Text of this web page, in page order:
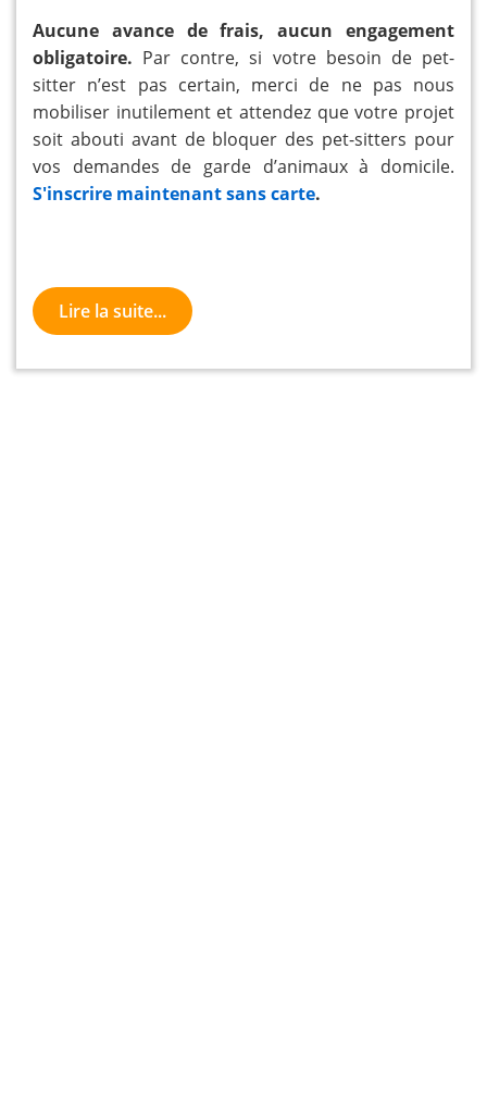
Aucune avance de frais, aucun engagement
obligatoire. Par contre, si votre besoin de pet-
sitter n’est pas certain, merci de ne pas nous
mobiliser inutilement et attendez que votre projet
soit abouti avant de bloquer des pet-sitters pour
vos demandes de garde d’animaux à domicile.
S'inscrire maintenant sans carte.
Lire la suite...